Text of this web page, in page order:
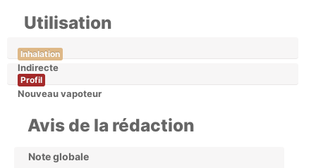
Utilisation
Inhalation
Indirecte
Profil
Nouveau vapoteur
Avis de la rédaction
Note globale